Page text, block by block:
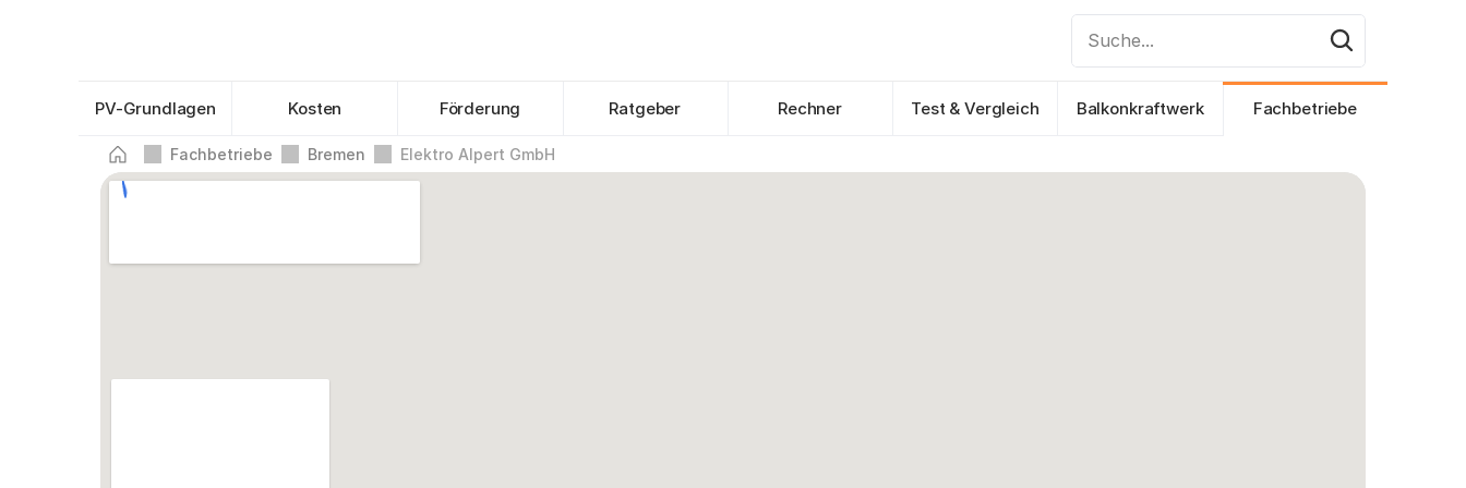
Suche...
PV-Grundlagen Kosten Förderung Ratgeber Rechner Test & Vergleich Balkonkraftwerk Fachbetriebe
Fachbetriebe Bremen Elektro Alpert GmbH